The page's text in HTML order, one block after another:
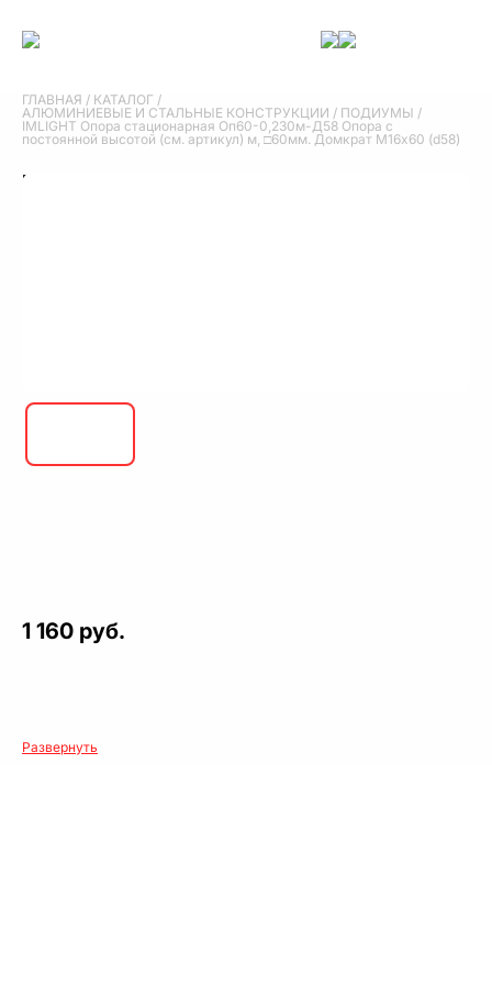
ГЛАВНАЯ / КАТАЛОГ /
АЛЮМИНИЕВЫЕ И СТАЛЬНЫЕ КОНСТРУКЦИИ / ПОДИУМЫ /
IMLIGHT Опора стационарная Оп60-0,230м-Д58 Опора с
постоянной высотой (см. артикул) м, □60мм. Домкрат М16х60 (d58)
IMLIGHT Опора стационарная Оп60-
1 160 руб.
Развернуть